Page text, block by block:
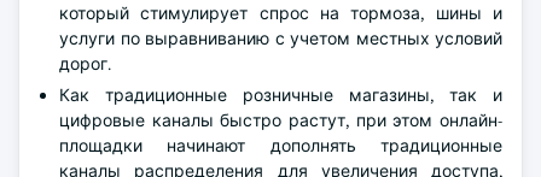
который стимулирует спрос на тормоза, шины и
услуги по выравниванию с учетом местных условий
дорог.
Как традиционные розничные магазины, так и
цифровые каналы быстро растут, при этом онлайн-
площадки начинают дополнять традиционные
каналы распределения для увеличения доступа,